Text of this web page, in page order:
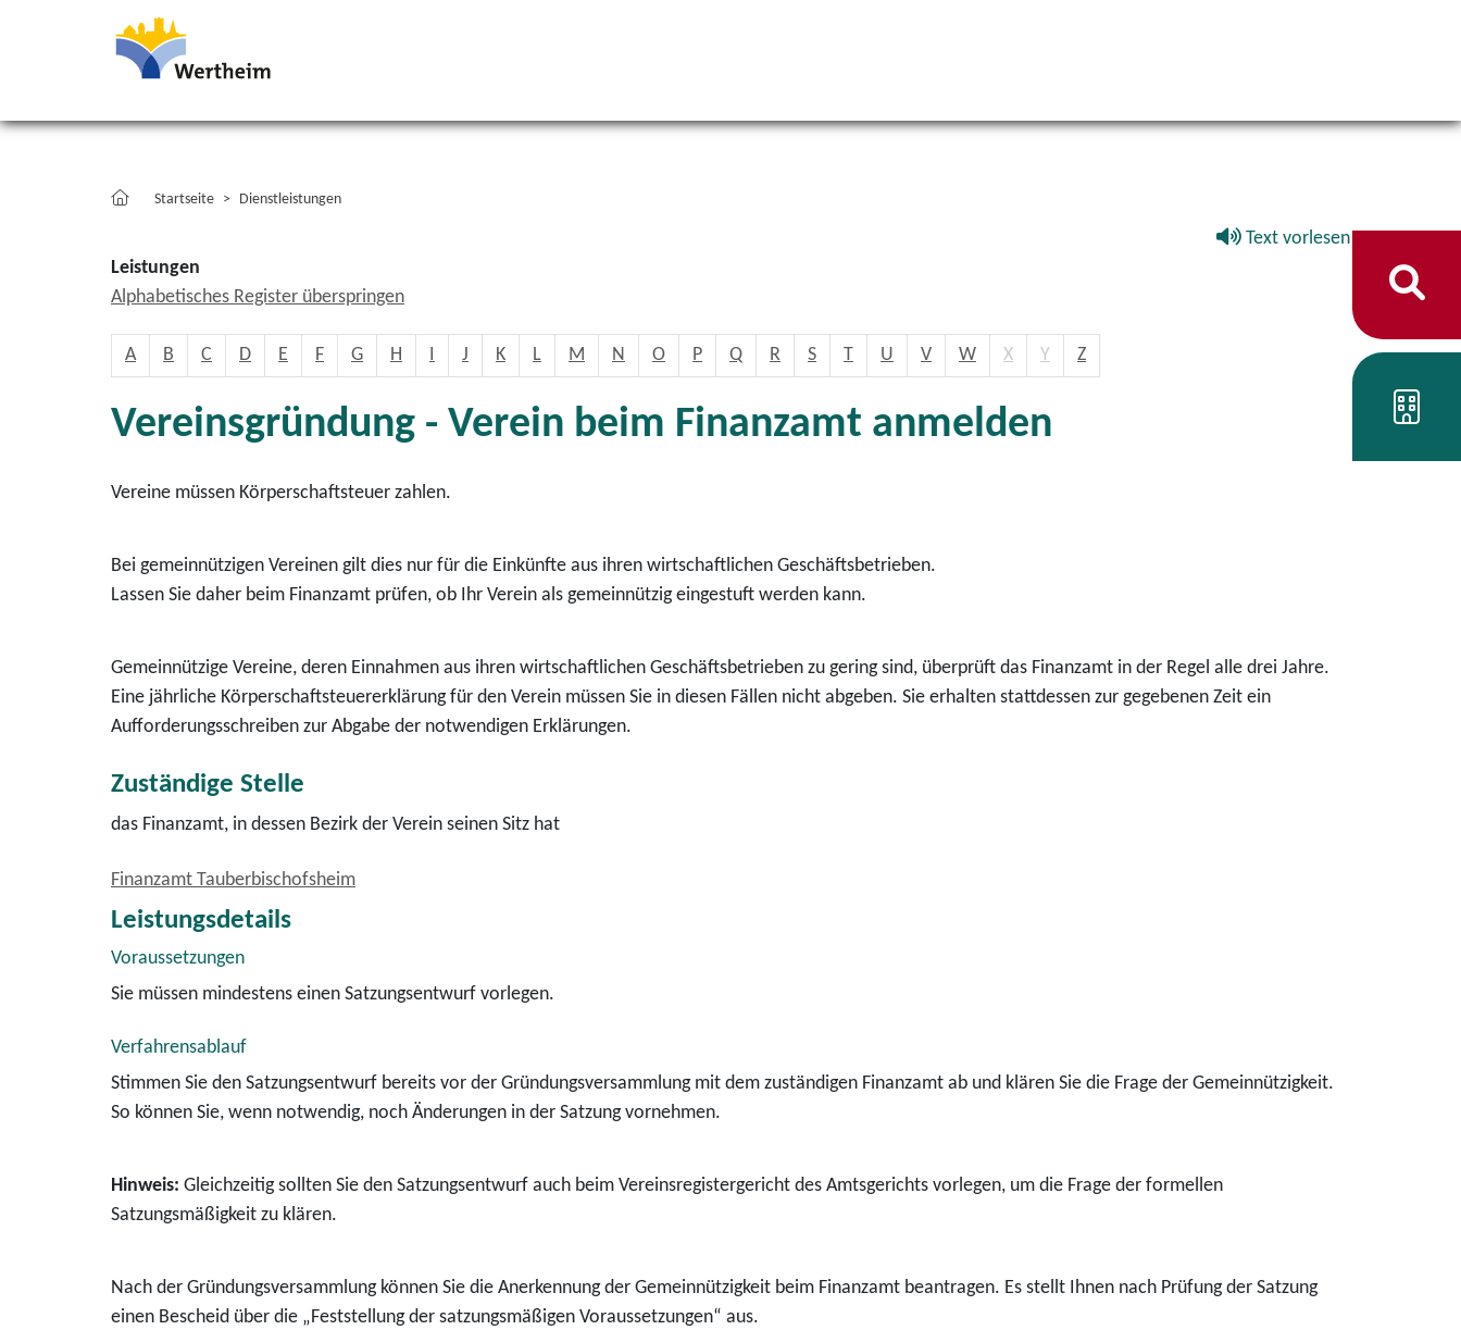
Startseite Dienstleistungen
Text vorlesen
Leistungen
Alphabetisches Register überspringen
A B C D E F G H I J K L M N O P Q R S T U V W X Y Z
Vereinsgründung - Verein beim Finanzamt anmelden
Vereine müssen Körperschaftsteuer zahlen.
Bei gemeinnützigen Vereinen gilt dies nur für die Einkünfte aus ihren wirtschaftlichen Geschäftsbetrieben.
Lassen Sie daher beim Finanzamt prüfen, ob Ihr Verein als gemeinnützig eingestuft werden kann.
Gemeinnützige Vereine, deren Einnahmen aus ihren wirtschaftlichen Geschäftsbetrieben zu gering sind, überprüft das Finanzamt in der Regel alle drei Jahre.
Eine jährliche Körperschaftsteuererklärung für den Verein müssen Sie in diesen Fällen nicht abgeben. Sie erhalten stattdessen zur gegebenen Zeit ein
Aufforderungsschreiben zur Abgabe der notwendigen Erklärungen.
Zuständige Stelle
das Finanzamt, in dessen Bezirk der Verein seinen Sitz hat
Finanzamt Tauberbischofsheim
Leistungsdetails
Voraussetzungen
Sie müssen mindestens einen Satzungsentwurf vorlegen.
Verfahrensablauf
Stimmen Sie den Satzungsentwurf bereits vor der Gründungsversammlung mit dem zuständigen Finanzamt ab und klären Sie die Frage der Gemeinnützigkeit.
So können Sie, wenn notwendig, noch Änderungen in der Satzung vornehmen.
Hinweis: Gleichzeitig sollten Sie den Satzungsentwurf auch beim Vereinsregistergericht des Amtsgerichts vorlegen, um die Frage der formellen
Satzungsmäßigkeit zu klären.
Nach der Gründungsversammlung können Sie die Anerkennung der Gemeinnützigkeit beim Finanzamt beantragen. Es stellt Ihnen nach Prüfung der Satzung
einen Bescheid über die „Feststellung der satzungsmäßigen Voraussetzungen“ aus.